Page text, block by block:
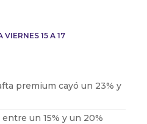
VIERNES 15 A 17
premium cayó un 23% y
un 15% y un 20%